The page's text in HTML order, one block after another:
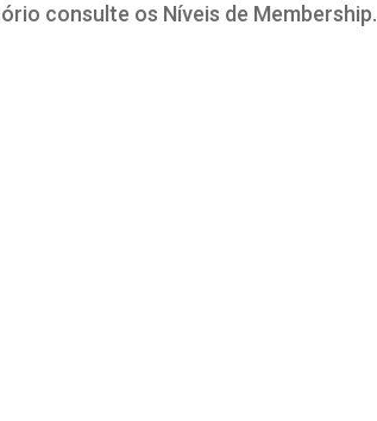
consulte os Níveis de Membership.